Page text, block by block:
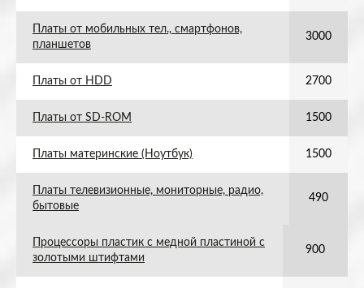
Платы от мобильных тел., смартфонов,
планшетов
3000
Платы от HDD 2700
Платы от SD-ROM 1500
Платы материнские (Ноутбук) 1500
Платы телевизионные, мониторные, радио,
бытовые
490
Процессоры пластик с медной пластиной с
золотыми штифтами
900